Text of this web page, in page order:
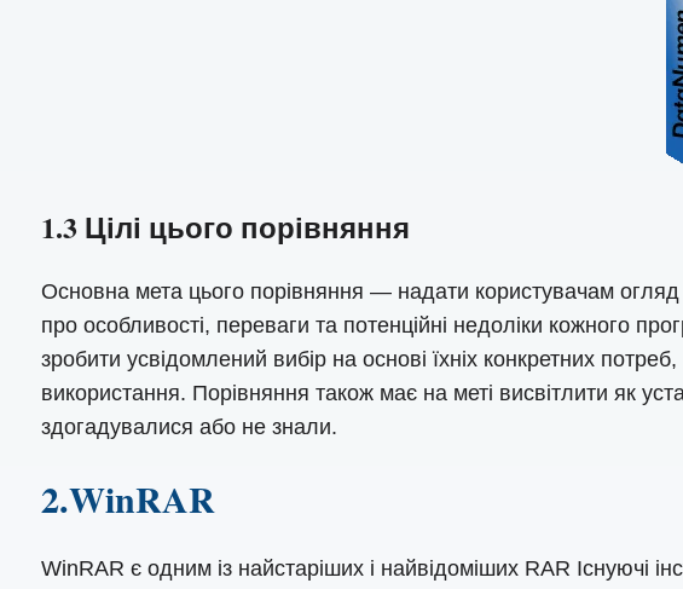
1.3 Цілі цього порівняння
Основна мета цього порівняння — надати користувачам
про особливості, переваги та потенційні недоліки кожного
зробити усвідомлений вибір на основі їхніх конкретних
використання. Порівняння також має на меті висвітлити як
здогадувалися або не знали.
2.WinRAR
WinRAR є одним із найстаріших і найвідоміших RAR